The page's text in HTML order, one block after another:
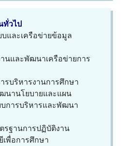
ทั่วไป
และเครือข่ายข้อมูล
นและพัฒนาเครือข่ายการ
รบริหารงานการศึกษา
นานโยบายและแผน
การบริหารและพัฒนา
ฐานการปฏิบัติงาน
เพื่อการศึกษา